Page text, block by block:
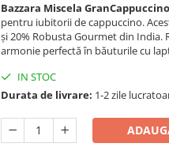
Bazzara Miscela
pentru iubitorii de cappuccino.
și 20% Robusta Gourmet din India.
armonie perfectă în băuturile cu
IN STOC
Durata de livrare: 1-2 zile